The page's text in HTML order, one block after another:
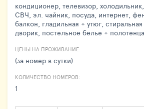
кондиционер, телевизор,
СВЧ, эл. чайник, посуда, интернет,
балкон, гладильная + утюг,
дворик, постельное белье + полотенца
ЦЕНЫ НА ПРОЖИВАНИЕ:
(за номер в сутки)
КОЛИЧЕСТВО НОМЕРОВ:
1